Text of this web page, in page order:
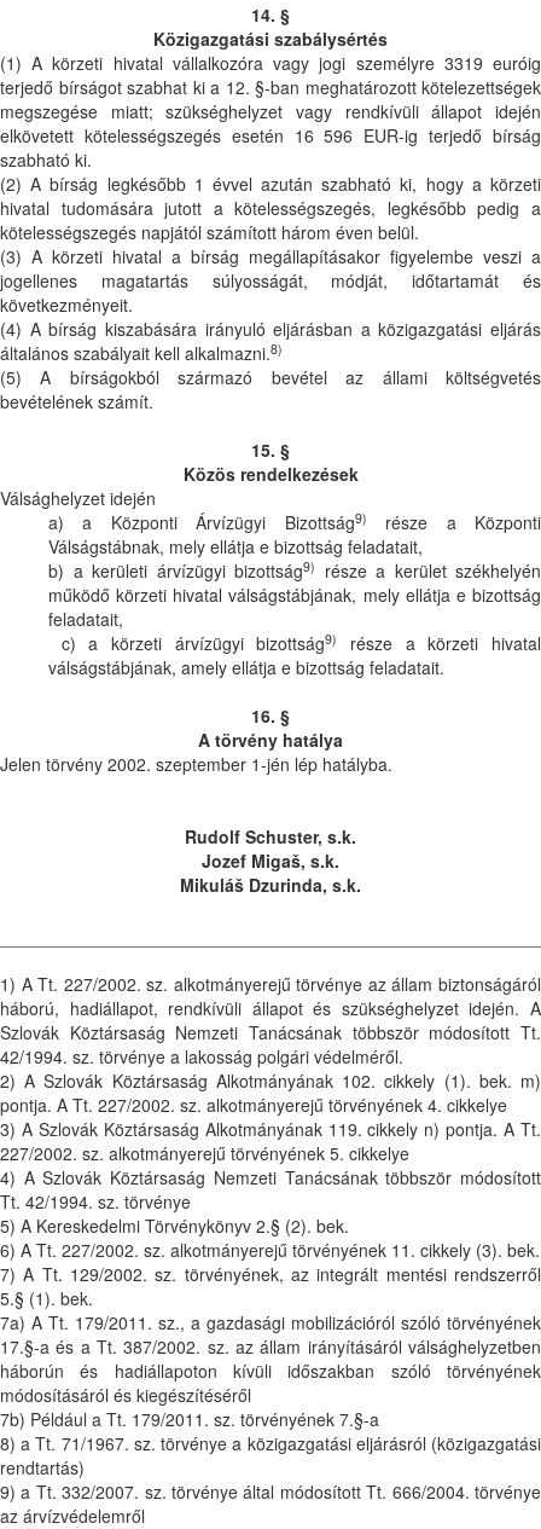
14. §
Közigazgatási szabálysértés
(1) A körzeti hivatal vállalkozóra vagy jogi személyre 3319 euróig
terjedő bírságot szabhat ki a 12. §-ban meghatározott kötelezettségek
megszegése miatt; szükséghelyzet vagy rendkívüli állapot idején
elkövetett kötelességszegés esetén 16 596 EUR-ig terjedő bírság
szabható ki.
(2) A bírság legkésőbb 1 évvel azután szabható ki, hogy a körzeti
hivatal tudomására jutott a kötelességszegés, legkésőbb pedig a
kötelességszegés napjától számított három éven belül.
(3) A körzeti hivatal a bírság megállapításakor figyelembe veszi a
jogellenes magatartás súlyosságát, módját, időtartamát és
következményeit.
(4) A bírság kiszabására irányuló eljárásban a közigazgatási eljárás
általános szabályait kell alkalmazni.8)
(5) A bírságokból származó bevétel az állami költségvetés
bevételének számít.
15. §
Közös rendelkezések
Válsághelyzet idején
a) a Központi Árvízügyi Bizottság9)
része a Központi
Válságstábnak, mely ellátja e bizottság feladatait,
b) a kerületi árvízügyi bizottság9)
része a kerület székhelyén
működő körzeti hivatal válságstábjának, mely ellátja e bizottság
feladatait,
c) a körzeti árvízügyi bizottság9)
része a körzeti hivatal
válságstábjának, amely ellátja e bizottság feladatait.
16. §
A törvény hatálya
Jelen törvény 2002. szeptember 1-jén lép hatályba.
Rudolf Schuster, s.k.
Jozef Migaš, s.k.
Mikuláš Dzurinda, s.k.
1) A Tt. 227/2002. sz. alkotmányerejű törvénye az állam biztonságáról
háború, hadiállapot, rendkívüli állapot és szükséghelyzet idején. A
Szlovák Köztársaság Nemzeti Tanácsának többször módosított Tt.
42/1994. sz. törvénye a lakosság polgári védelméről.
2) A Szlovák Köztársaság Alkotmányának 102. cikkely (1). bek. m)
pontja. A Tt. 227/2002. sz. alkotmányerejű törvényének 4. cikkelye
3) A Szlovák Köztársaság Alkotmányának 119. cikkely n) pontja. A Tt.
227/2002. sz. alkotmányerejű törvényének 5. cikkelye
4) A Szlovák Köztársaság Nemzeti Tanácsának többször módosított
Tt. 42/1994. sz. törvénye
5) A Kereskedelmi Törvénykönyv 2.§ (2). bek.
6) A Tt. 227/2002. sz. alkotmányerejű törvényének 11. cikkely (3). bek.
7) A Tt. 129/2002. sz. törvényének, az integrált mentési rendszerről
5.§ (1). bek.
7a) A Tt. 179/2011. sz., a gazdasági mobilizációról szóló törvényének
17.§-a és a Tt. 387/2002. sz. az állam irányításáról válsághelyzetben
háborún és hadiállapoton kívüli időszakban szóló törvényének
módosításáról és kiegészítéséről
7b) Például a Tt. 179/2011. sz. törvényének 7.§-a
8) a Tt. 71/1967. sz. törvénye a közigazgatási eljárásról (közigazgatási
rendtartás)
9) a Tt. 332/2007. sz. törvénye által módosított Tt. 666/2004. törvénye
az árvízvédelemről